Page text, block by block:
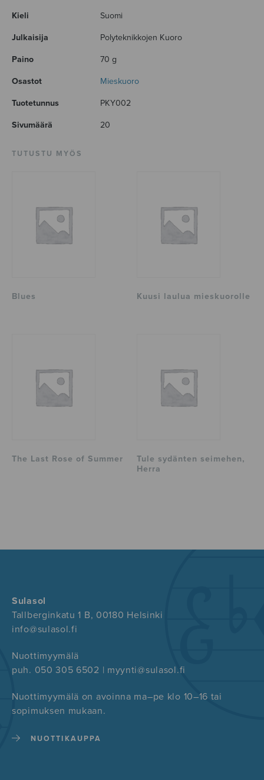
Kieli Suomi
Julkaisija Polyteknikkojen Kuoro
Paino 70 g
Osastot Mieskuoro
Tuotetunnus PKY002
Sivumäärä 20
TUTUSTU MYÖS
Blues Kuusi laulua mieskuorolle
The Last Rose of Summer
Tule sydänten seimehen,
Herra
Sulasol
Tallberginkatu 1 B, 00180 Helsinki
info@sulasol.fi
Nuottimyymälä
puh. 050 305 6502 | myynti@sulasol.fi
Nuottimyymälä on avoinna ma–pe klo 10–16 tai
sopimuksen mukaan.
NUOTTIKAUPPA